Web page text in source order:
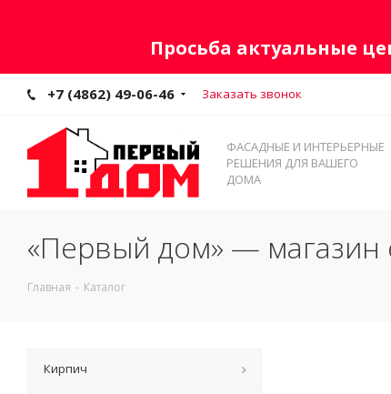
Просьба актуальные
+7 (4862) 49-06-46 Заказать звонок
ФАСАДНЫЕ И ИНТЕРЬЕРНЫЕ
РЕШЕНИЯ ДЛЯ ВАШЕГО
ДОМА
«Первый дом» — магазин
Главная - Каталог
Кирпич